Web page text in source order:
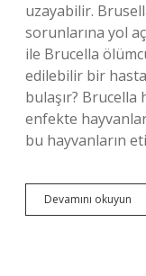
uzayabilir.
sorunlarına yol
ile Brucella
edilebilir bir
bulaşır? Brucella
enfekte
bu hayvanların
Devamını okuyun